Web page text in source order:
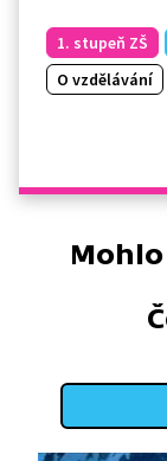
1. stupeň ZŠ
O vzdělávání